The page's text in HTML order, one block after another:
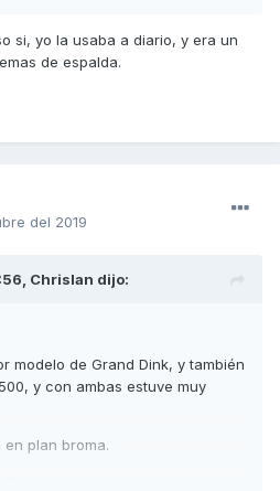
si, yo la usaba a diario, y era un
de espalda.
del 2019
Chrislan dijo:
modelo de Grand Dink, y también
y con ambas estuve muy
plan broma.